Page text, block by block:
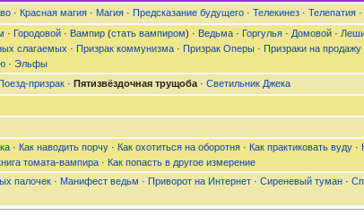
· Красная магия · Магия · Предсказание будущего · Телекинез · Телепатия ·
· Городовой · Вампир (стать вампиром) · Ведьма · Горгулья · Домовой ·
слагаемых · Призрак коммунизма · Призрак Оперы · Призраки на продажу
· Эльфы
призрак · Пятизвëздочная трущоба · Светильник Джека
· Как наводить порчу · Как охотиться на оборотня · Как практиковать вуду ·
томата-вампира · Как попасть в другое измерение
палочек · Манифест ведьм · Приворот на Интернет · Сиреневый туман ·